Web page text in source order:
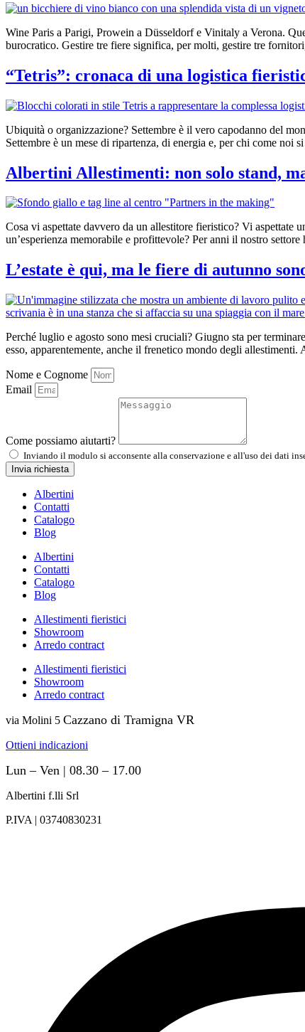
Wine Paris a Parigi, Prowein a Düsseldorf e Vinitaly a Verona.
burocratico. Gestire tre fiere significa, per molti, gestire tre
“Tetris”: cronaca di una logistica
Ubiquità o organizzazione? Settembre è il vero capodanno del
Settembre è un mese di ripartenza, di energia e, per chi come
Albertini Allestimenti: non solo stand,
Cosa vi aspettate davvero da un allestitore fieristico? Vi
un’esperienza memorabile e profittevole? Per anni il nostro
L’estate è qui, ma le fiere di autunno
Perché luglio e agosto sono mesi cruciali? Giugno sta per
esso, apparentemente, anche il frenetico mondo degli
Nome e Cognome
Email
Come possiamo aiutarti?
Inviando il modulo si acconsente alla conservazione e all'uso dei dati
Invia richiesta
Albertini
Contatti
Catalogo
Blog
Albertini
Contatti
Catalogo
Blog
Allestimenti fieristici
Showroom
Arredo contract
Allestimenti fieristici
Showroom
Arredo contract
via Molini 5 Cazzano di Tramigna VR
Ottieni indicazioni
Lun – Ven | 08.30 – 17.00
Albertini f.lli Srl
P.IVA | 03740830231